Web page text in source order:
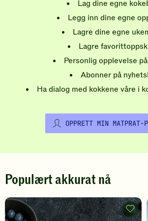
Lag dine egne
Legg inn dine egne
Lagre dine egne
Lagre
Personlig opplevelse
Abonner på
Ha dialog med kokkene våre i
OPPRETT MIN MATPRAT-
Populært akkurat nå
-